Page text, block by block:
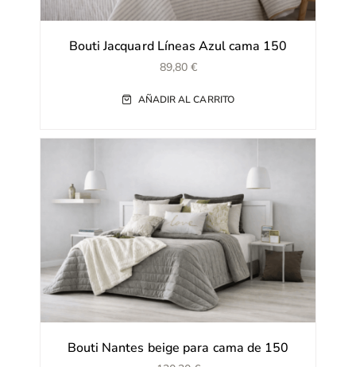
Bouti Jacquard Líneas Azul cama 150
89,80 €
AÑADIR AL CARRITO
Bouti Nantes beige para cama de 150